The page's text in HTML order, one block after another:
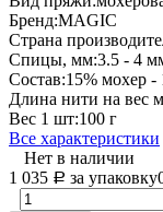
Бренд:MAGIC
Страна
Спицы, мм:3.5 - 4
Состав:15% мохер -
Длина нити на вес
Вес 1 шт:100 г
Все характеристики
Нет в наличии
1 035 Р за упаковку